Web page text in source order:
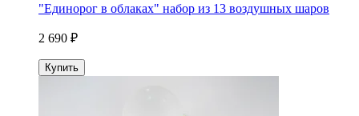
"Единорог в облаках" набор из 13 воздушных шаров
2 690 ₽
Купить